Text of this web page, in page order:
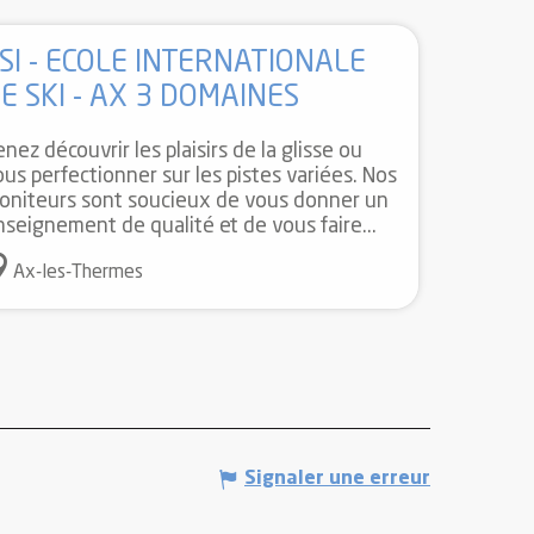
- ECOLE INTERNATIONALE
SKI - AX 3 DOMAINES
découvrir les plaisirs de la glisse ou
perfectionner sur les pistes variées. Nos
sont soucieux de vous donner un
de qualité et de vous faire...
Ax-les-Thermes
Signaler une erreur